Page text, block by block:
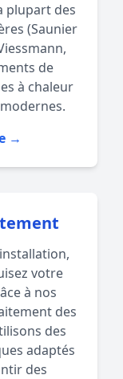
plupart des
(Saunier
de
à chaleur
→
votre
à nos
des
des
adaptés
des